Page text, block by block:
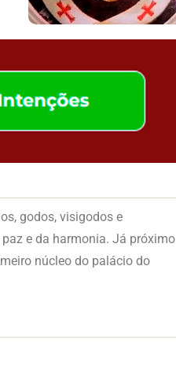
godos, visigodos e
e da harmonia. Já próximo
núcleo do palácio do